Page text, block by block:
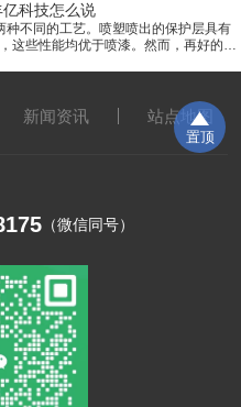
科技怎么说
不同的工艺。喷塑喷出的保护层具有
这些性能均优于喷漆。然而，再好的喷
产生一些掉落现象，较典型的例子就是
置顶
新闻资讯 站点地图
（微信同号）